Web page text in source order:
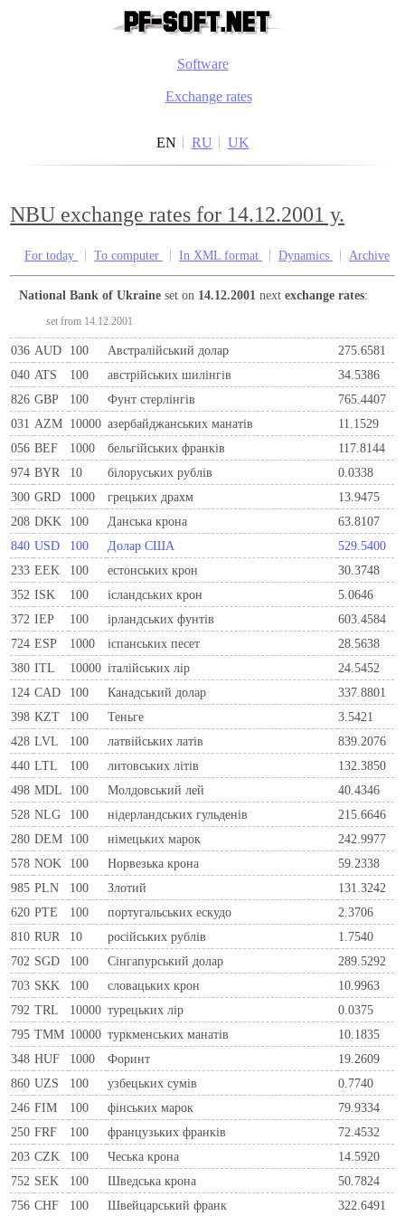
Software
Exchange rates
EN RU UK
NBU exchange rates for 14.12.2001 y.
For today To computer In XML format Dynamics Archive
National Bank of Ukraine set on 14.12.2001 nextexchange rates:
set from 14.12.2001
036 AUD 100 Австралійський долар
275.6581
040 ATS 100 австрiйських шилiнгiв
34.5386
826 GBP 100 Фунт стерлінгів
765.4407
031 AZM 10000 азербайджанських манатів
11.1529
056 BEF 1000 бельгiйських франкiв
117.8144
974 BYR 10 білоруських рублів
0.0338
300 GRD 1000 грецьких драхм
13.9475
208 DKK 100 Данська крона
63.8107
840 USD 100 Долар США
529.5400
233 EEK 100 естонських крон
30.3748
352 ISK 100 ісландських крон
5.0646
372 IEP 100 iрландських фунтiв
603.4584
724 ESP 1000 iспанських песет
28.5638
380 ITL 10000 iталiйських лiр
24.5452
124 CAD 100 Канадський долар
337.8801
398 KZT 100 Теньге
3.5421
428 LVL 100 латвійських латів
839.2076
440 LTL 100 литовських літів
132.3850
498 MDL 100 Молдовський лей
40.4346
528 NLG 100 нiдерландських гульденiв
215.6646
280 DEM 100 нiмецьких марок
242.9977
578 NOK 100 Норвезька крона
59.2338
985 PLN 100 Злотий
131.3242
620 PTE 100 португальських ескудо
2.3706
810 RUR 10 росiйських рублiв
1.7540
702 SGD 100 Сінгапурський долар
289.5292
703 SKK 100 словацьких крон
10.9963
792 TRL 10000 турецьких лір
0.0375
795 TMM 10000 туркменських манатів
10.1835
348 HUF 1000 Форинт
19.2609
860 UZS 100 узбецьких сумів
0.7740
246 FIM 100 фiнських марок
79.9334
250 FRF 100 французьких франкiв
72.4532
203 CZK 100 Чеська крона
14.5920
752 SEK 100 Шведська крона
50.7824
756 CHF 100 Швейцарський франк 322.6491